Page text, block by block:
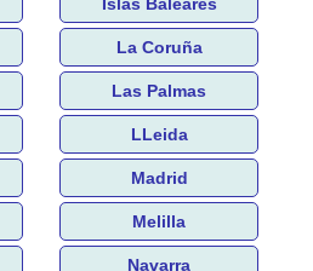
Islas Baleares
La Coruña
Las Palmas
LLeida
Madrid
Melilla
Navarra